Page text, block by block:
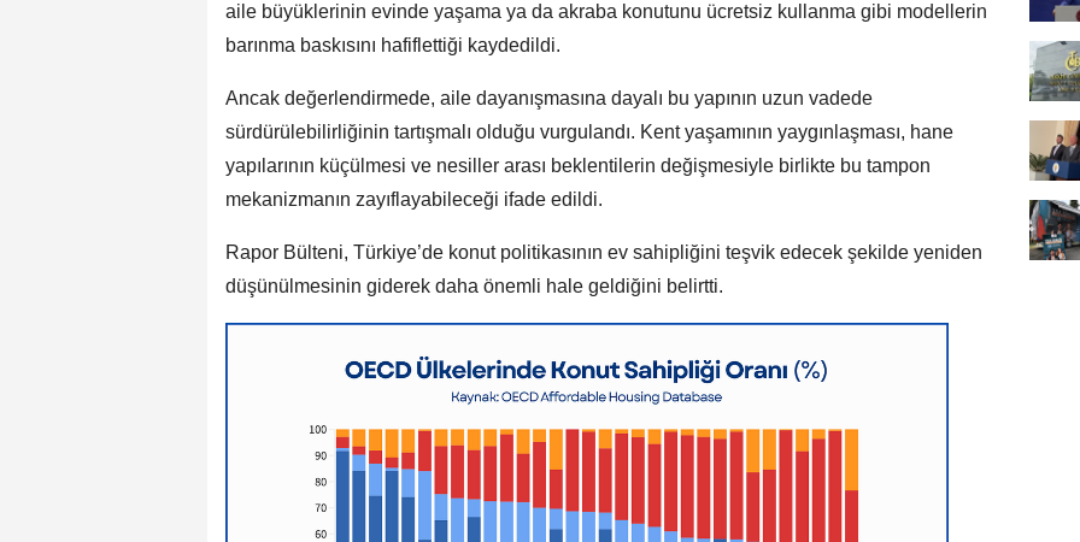
aile büyüklerinin evinde yaşama ya da akraba konutunu ücretsiz kullanma gibi modellerin
barınma baskısını hafiflettiği kaydedildi.
Ancak değerlendirmede, aile dayanışmasına dayalı bu yapının uzun vadede
sürdürülebilirliğinin tartışmalı olduğu vurgulandı. Kent yaşamının yaygınlaşması, hane
yapılarının küçülmesi ve nesiller arası beklentilerin değişmesiyle birlikte bu tampon
mekanizmanın zayıflayabileceği ifade edildi.
Rapor Bülteni, Türkiye’de konut politikasının ev sahipliğini teşvik edecek şekilde yeniden
düşünülmesinin giderek daha önemli hale geldiğini belirtti.